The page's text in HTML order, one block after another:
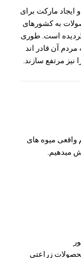
مارکت برای
به کشورهای
است. طوری
آن قادر اند
نیز مرتفع سازند.
واقعی میوه های
میدهیم.
زراعتی